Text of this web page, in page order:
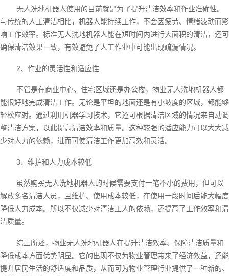
无人洗地机器人使用的目前就是为了提升清洁效率和作业准确性。
与传统的人工清洁相比，机器人能持续工作，不会因疲劳、情绪波动而影
响工作效率。标准无人洗地机器人能在短时间内进行大面积的清洁，还可
确保清洁效果一致，有效避免了人工作业中可能出现疏漏情况。
2、作业的灵活性和适应性
不管是在商业中心、住宅区域还是办公楼，物业无人洗地机器人都
能很好地完成清洁工作。无论是平坦的地面还是有小坡度的区域，都能够
轻松应对。通过利用机器学习技术，它还可根据清洁区域的情况来自动调
整清洁方案，以此提高清洁效率和质量。这种较强的适应能力可以大大减
少对人力的依赖，进而可使清洁工作更加高效和灵活。
3、维护和人力成本较低
虽然购买无人洗地机器人的时候需要支付一笔不小的费用，但可以
解放多名清洁人员，且维护、使用成本较低，在使用一段时间后能大幅度
降低人力成本。所以不仅减少对清洁工人的依赖，还提高了工作效率和清
洁质量。
综上所述，物业无人洗地机器人在提升清洁效率、保障清洁质量和
降低成本方面优势明显。它的出现不仅为物业管理带来了经济效益，还能
提升居民生活的舒适度和品质，从而可为物业管理行业提供了一种新的、